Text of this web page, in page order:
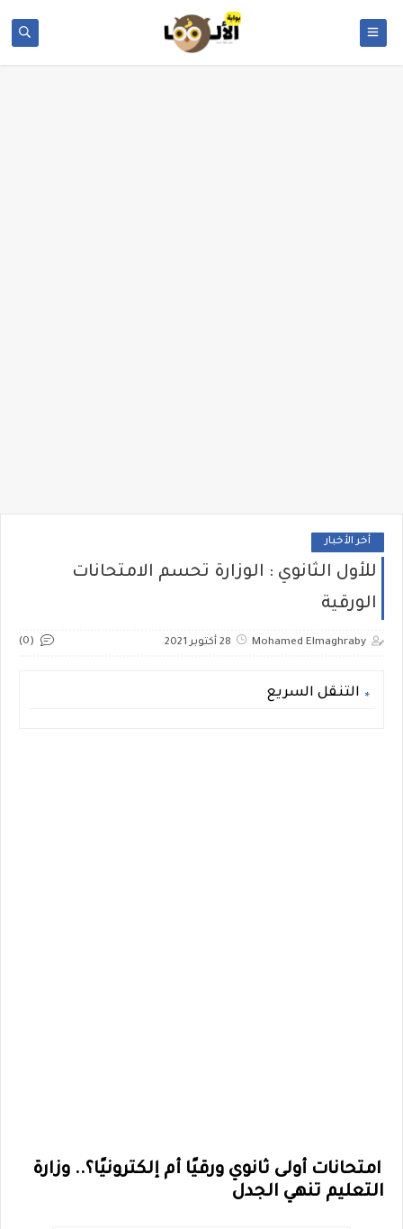
أخر الأخبار
للأول الثانوي : الوزارة تحسم الامتحانات
الورقية
Mohamed Elmaghraby 28 أكتوبر 2021 (0)
التنقل السريع
امتحانات أولى ثانوي ورقيًا أم إلكترونيًا؟.. وزارة
التعليم تنهي الجدل